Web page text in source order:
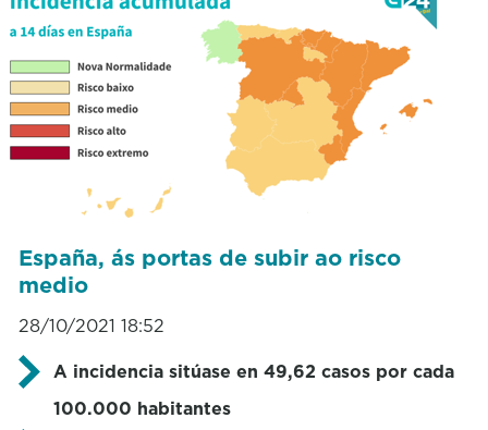
España, ás portas de subir ao risco
medio
28/10/2021 18:52
A incidencia sitúase en 49,62 casos por cada
100.000 habitantes